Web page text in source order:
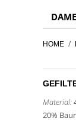
HOME /
Material:
20%